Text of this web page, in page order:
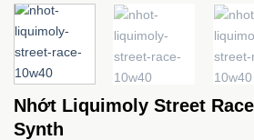
Nhớt Liquimoly Street
Synth